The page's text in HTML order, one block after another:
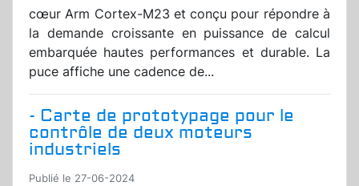
cœur Arm Cortex-M23 et conçu pour répondre à
la demande croissante en puissance de calcul
embarquée hautes performances et durable. La
puce affiche une cadence de...
- Carte de prototypage pour le
contrôle de deux moteurs
industriels
Publié le 27-06-2024